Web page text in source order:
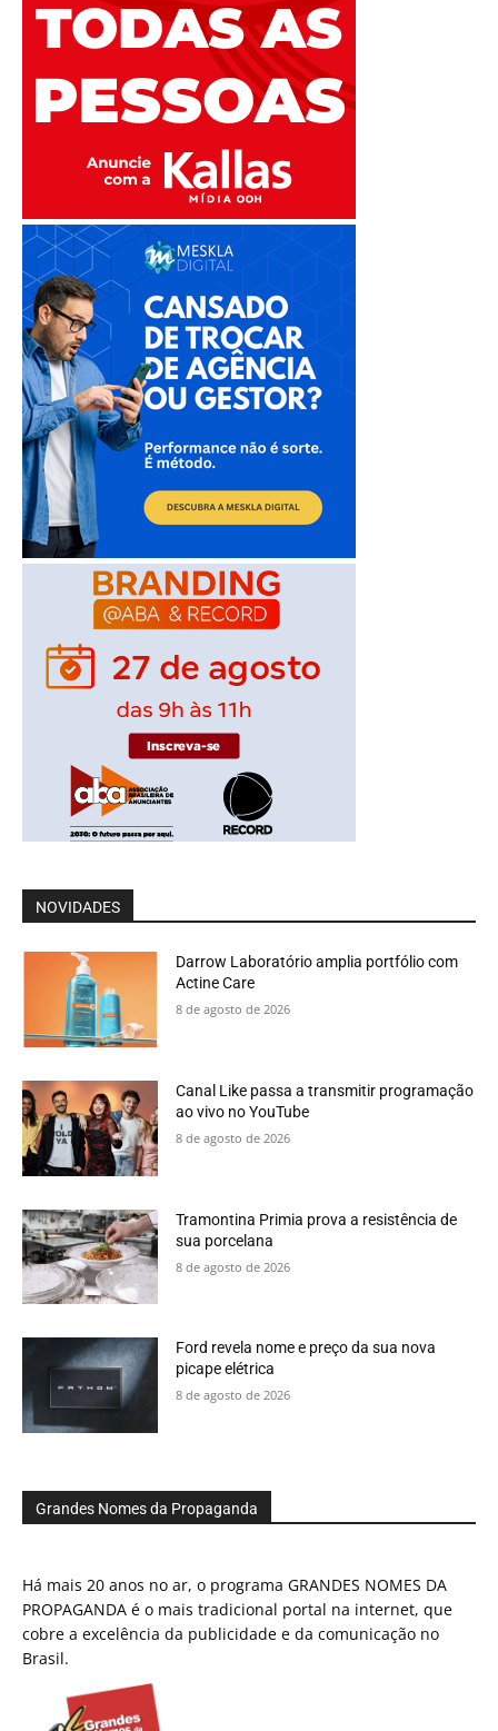
NOVIDADES
Darrow Laboratório amplia portfólio com
Actine Care
8 de agosto de 2026
Canal Like passa a transmitir programação
ao vivo no YouTube
8 de agosto de 2026
Tramontina Primia prova a resistência de
sua porcelana
8 de agosto de 2026
Ford revela nome e preço da sua nova
picape elétrica
8 de agosto de 2026
Grandes Nomes da Propaganda
Há mais 20 anos no ar, o programa GRANDES NOMES DA
PROPAGANDA é o mais tradicional portal na internet, que
cobre a excelência da publicidade e da comunicação no
Brasil.